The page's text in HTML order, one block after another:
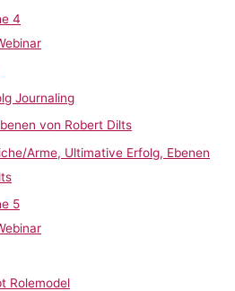
4
Journaling
von Robert Dilts
Arme, Ultimative Erfolg, Ebenen
5
Rolemodel